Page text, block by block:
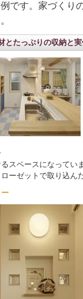
です。家づくり
とたっぷりの収納と
スペースになってい
ーゼットで取り込ん